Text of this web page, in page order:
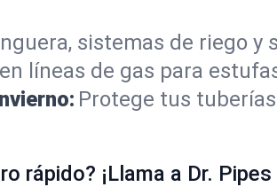
sistemas de riego
líneas de gas para
Protege tus
rápido? ¡Llama a Dr.